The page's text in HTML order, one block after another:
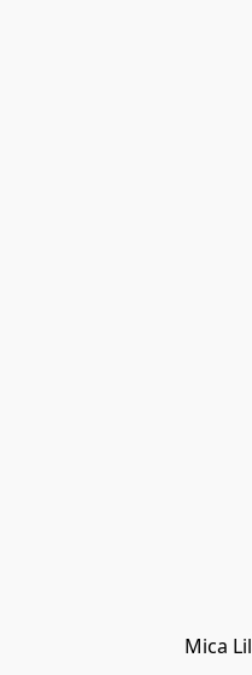
Mica